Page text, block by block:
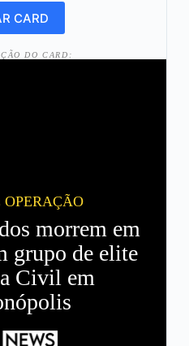
DO CARD:
morrem em
grupo de elite
Civil em